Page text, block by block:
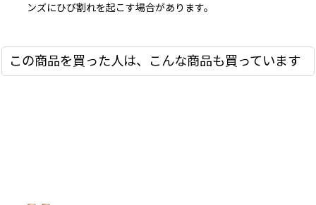
ンズにひび割れを起こす場合があります。
この商品を買った人は、こんな商品も買っています